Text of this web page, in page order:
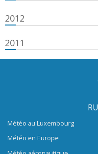
2012
2011
Météo au Luxembourg
Météo en Europe